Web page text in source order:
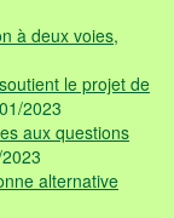
à deux voies,
le projet de
2023
aux questions
alternative